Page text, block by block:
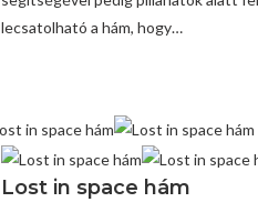
lecsatolható a hám, hogy…
Lost in space hám